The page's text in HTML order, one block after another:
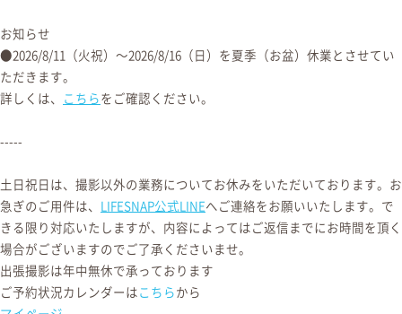
お知らせ
●2026/8/11（火祝）〜2026/8/16（日）を夏季（お盆）休業とさせてい
ただきます。
詳しくは、
こちら をご確認ください。
-----
土日祝日は、撮影以外の業務についてお休みをいただいております。お
急ぎのご用件は、
LIFESNAP公式LINEへご連絡をお願いいたします。で
きる限り対応いたしますが、内容によってはご返信までにお時間を頂く
場合がございますのでご了承くださいませ。
出張撮影は年中無休で承っております
ご予約状況カレンダーは こちら から